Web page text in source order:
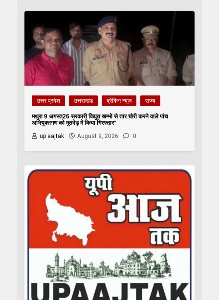
उत्तर प्रदेश उत्तराखंड ब्रेकिंग न्यूज़ राज्य
मथुरा 9 अगस्त26 सरकारी विद्युत खम्भो से तार चोरी करने वाले पांच
अभियुक्तगण को मुठभेड़ में किया गिरफ्तार*
up aajtak
August 9, 2026 0